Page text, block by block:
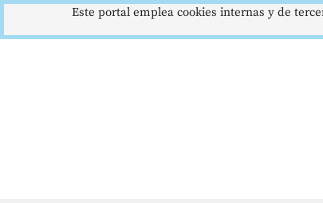
Este portal emplea cookies internas y de